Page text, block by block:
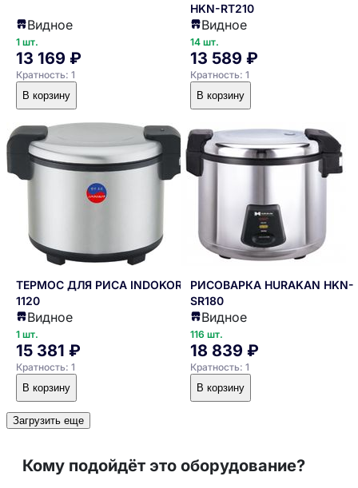
Видное
1 шт.
13 169 ₽
Кратность: 1
В корзину
HKN-RT210
Видное
14 шт.
13 589 ₽
Кратность: 1
В корзину
ТЕРМОС ДЛЯ РИСА INDOKOR IR-
1120
Видное
1 шт.
15 381 ₽
Кратность: 1
В корзину
РИСОВАРКА HURAKAN HKN-
SR180
Видное
116 шт.
18 839 ₽
Кратность: 1
В корзину
Загрузить еще
Кому подойдёт это оборудование?